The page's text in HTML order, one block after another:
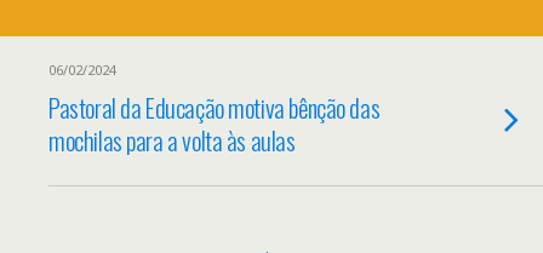
06/02/2024
Pastoral da Educação motiva bênção das
mochilas para a volta às aulas